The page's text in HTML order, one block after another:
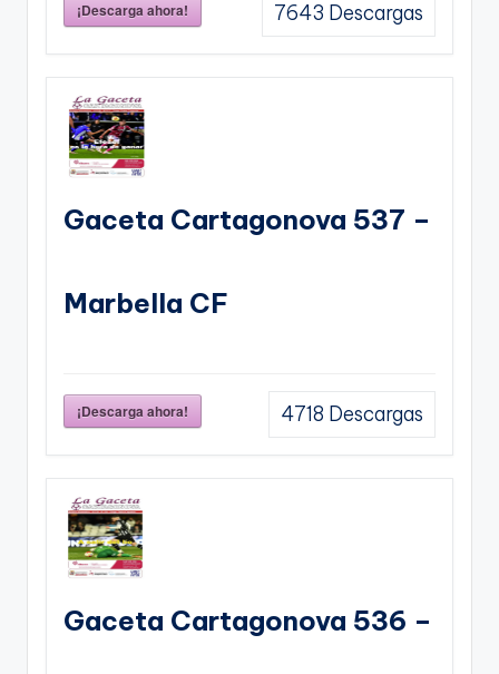
¡Descarga ahora! 7643 Descargas
Gaceta Cartagonova 537 –
Marbella CF
¡Descarga ahora! 4718 Descargas
Gaceta Cartagonova 536 –